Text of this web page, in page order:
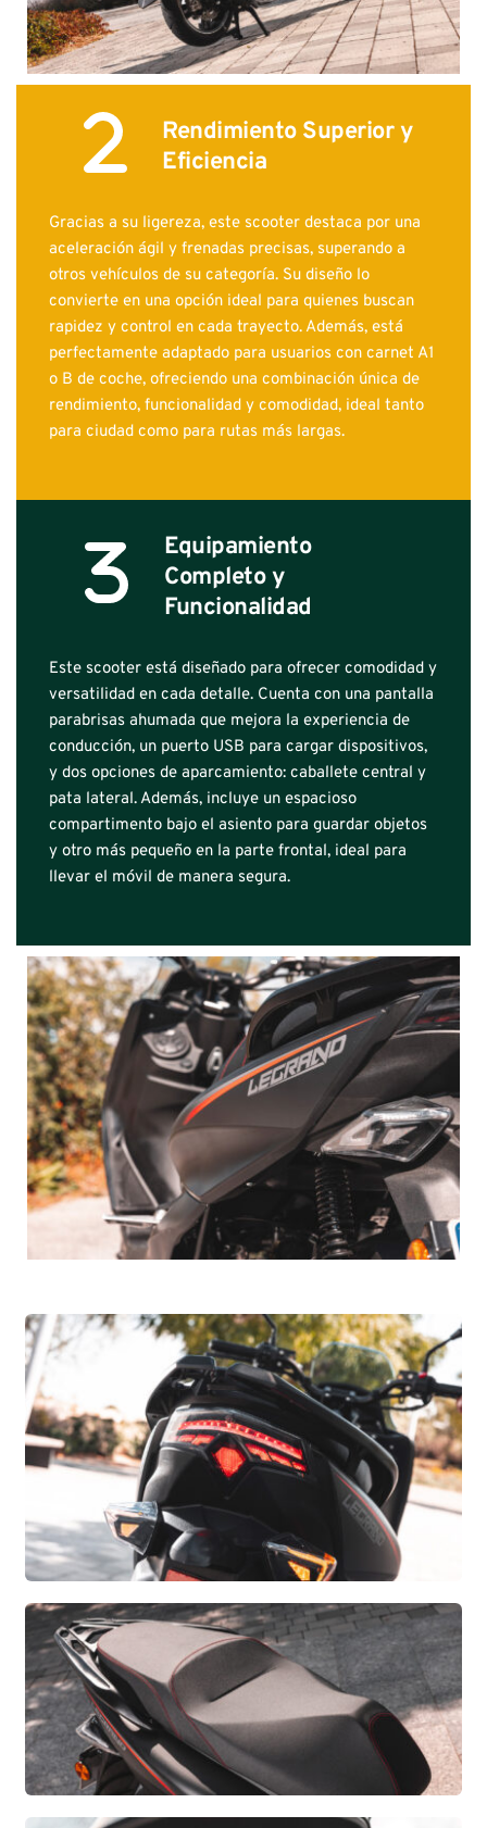
Rendimiento Superior y
Eficiencia
Gracias a su ligereza, este scooter destaca por una
aceleración ágil y frenadas precisas, superando a
otros vehículos de su categoría. Su diseño lo
convierte en una opción ideal para quienes buscan
rapidez y control en cada trayecto. Además, está
perfectamente adaptado para usuarios con carnet A1
o B de coche, ofreciendo una combinación única de
rendimiento, funcionalidad y comodidad, ideal tanto
para ciudad como para rutas más largas.
Equipamiento
Completo y
Funcionalidad
Este scooter está diseñado para ofrecer comodidad y
versatilidad en cada detalle. Cuenta con una pantalla
parabrisas ahumada que mejora la experiencia de
conducción, un puerto USB para cargar dispositivos,
y dos opciones de aparcamiento: caballete central y
pata lateral. Además, incluye un espacioso
compartimento bajo el asiento para guardar objetos
y otro más pequeño en la parte frontal, ideal para
llevar el móvil de manera segura.